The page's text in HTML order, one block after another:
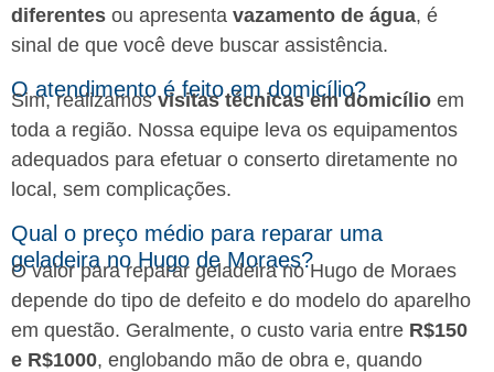
diferentes ou apresenta vazamento de água, é
sinal de que você deve buscar assistência.
O atendimento é feito em domicílio?
Sim, realizamosvisitas técnicas em domicílio em
toda a região. Nossa equipe leva os equipamentos
adequados para efetuar o conserto diretamente no
local, sem complicações.
Qual o preço médio para reparar uma
geladeira no Hugo de Moraes?
O valor para reparar geladeira no Hugo de Moraes
depende do tipo de defeito e do modelo do aparelho
em questão. Geralmente, o custo varia entre R$150
e R$1000, englobando mão de obra e, quando